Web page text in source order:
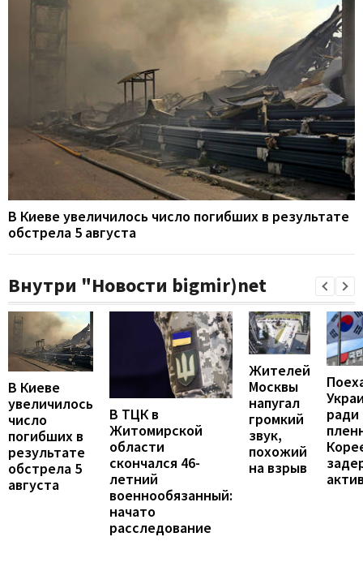
В Киеве увеличилось число погибших в результате
обстрела 5 августа
Внутри "Новости bigmir)net
В Киеве
увеличилось
число
погибших в
результате
обстрела 5
августа
В ТЦК в
Житомирской
области
скончался 46-
летний
военнообязанный:
начато
расследование
Жителей
Москвы
напугал
громкий
звук,
похожий
на взрыв
ради